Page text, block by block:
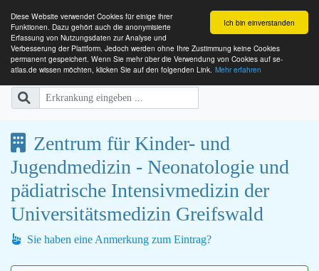
Ich bin einverstanden
Diese Website verwendet Cookies für einige ihrer
Funktionen. Dazu gehört auch die anonymisierte
Erfassung von Nutzungsdaten zur Analyse und
Verbesserung der Plattform. Jedoch werden ohne Ihre Zustimmung keine Cookies
permanent gespeichert. Wenn Sie mehr über die Verwendung von Cookies auf se-
atlas.de wissen möchten, klicken Sie auf den folgenden Link. Mehr erfahren
SE-ATLAS
Versorgungsatlas für Menschen
Zentrum für Kinder- und
Jugendmedizin - Neonatologie und
pädiatrische Intensivmedizin der
Universitätsmedizin Greifswald
Sie haben eine Anmerkung zum Eintrag?